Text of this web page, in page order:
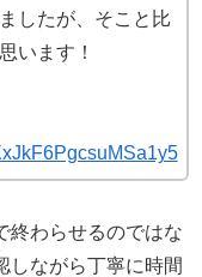
したが、そこと比
います！
終わらせるのではな
しながら丁寧に時間